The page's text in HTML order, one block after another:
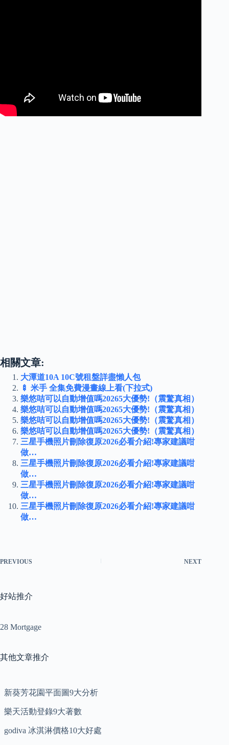
相關文章:
大潭道10A 10C號租盤詳盡懶人包
🍢 米手 全集免費漫畫線上看(下拉式)
樂悠咭可以自動增值嗎20265大優勢!（震驚真相）
樂悠咭可以自動增值嗎20265大優勢!（震驚真相）
樂悠咭可以自動增值嗎20265大優勢!（震驚真相）
樂悠咭可以自動增值嗎20265大優勢!（震驚真相）
三星手機照片刪除復原2026必看介紹!專家建議咁
做…
三星手機照片刪除復原2026必看介紹!專家建議咁
做…
三星手機照片刪除復原2026必看介紹!專家建議咁
做…
三星手機照片刪除復原2026必看介紹!專家建議咁
做…
PREVIOUS NEXT
好站推介
28 Mortgage
其他文章推介
新葵芳花園平面圖9大分析
樂天活動登錄9大著數
godiva 冰淇淋價格10大好處